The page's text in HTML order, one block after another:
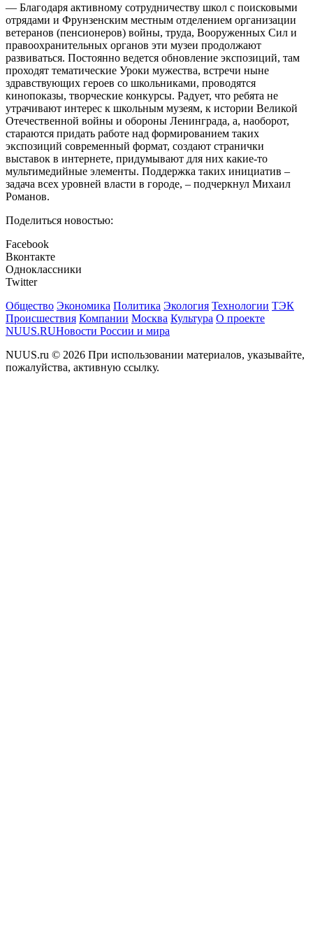
— Благодаря активному сотрудничеству школ с поисковыми
отрядами и Фрунзенским местным отделением организации
ветеранов (пенсионеров) войны, труда, Вооруженных Сил и
правоохранительных органов эти музеи продолжают
развиваться. Постоянно ведется обновление экспозиций, там
проходят тематические Уроки мужества, встречи ныне
здравствующих героев со школьниками, проводятся
кинопоказы, творческие конкурсы. Радует, что ребята не
утрачивают интерес к школьным музеям, к истории Великой
Отечественной войны и обороны Ленинграда, а, наоборот,
стараются придать работе над формированием таких
экспозиций современный формат, создают странички
выставок в интернете, придумывают для них какие-то
мультимедийные элементы. Поддержка таких инициатив –
задача всех уровней власти в городе, – подчеркнул Михаил
Романов.
Поделиться новостью:
Facebook
Вконтакте
Одноклассники
Twitter
Общество Экономика Политика Экология Технологии ТЭК
Происшествия Компании Москва Культура О проекте
NUUS.RUНовости России и мира
NUUS.ru © 2026 При использовании материалов, указывайте,
пожалуйства, активную ссылку.